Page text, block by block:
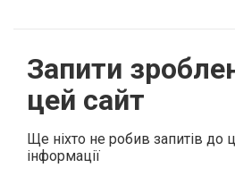
Запити
цей сайт
Ще ніхто не робив запитів до
інформації